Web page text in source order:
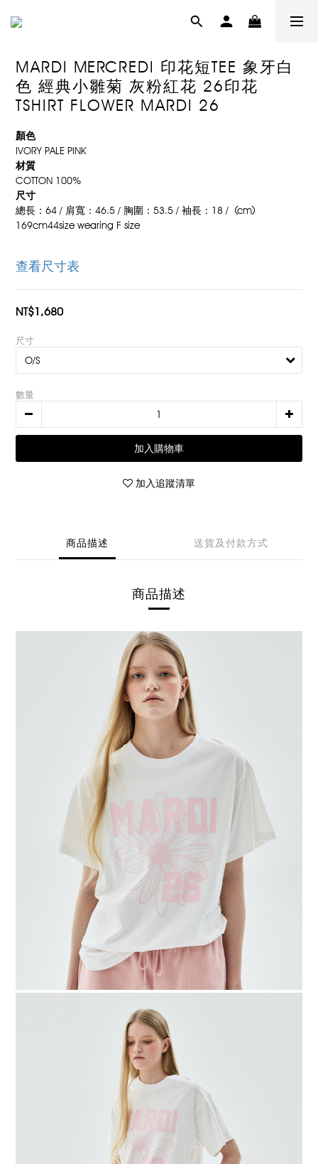
MARDI MERCREDI 印花短TEE 象牙白
色 經典小雛菊 灰粉紅花 26印花
TSHIRT FLOWER MARDI 26
顏色
IVORY PALE PINK
材質
COTTON 100%
尺寸
總長：64 / 肩寬：46.5 / 胸圍：53.5 / 袖長：18 /  (cm)
169cm44size wearing F size
查看尺寸表
NT$1,680
尺寸
數量
加入購物車
加入追蹤清單
商品描述 送貨及付款方式
商品描述